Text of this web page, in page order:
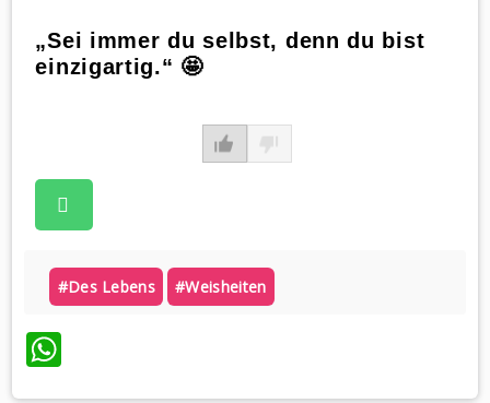
„Sei immer du selbst, denn du bist
einzigartig.“ 🤩
#des Lebens #weisheiten
WhatsApp